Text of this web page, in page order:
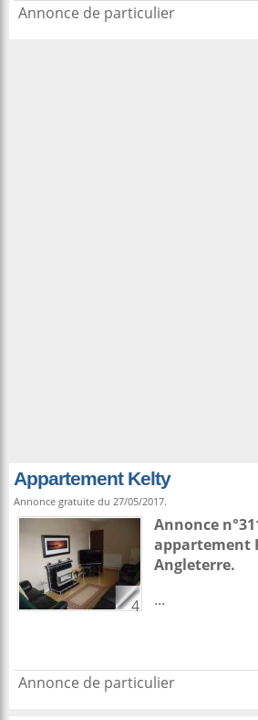
Annonce de particulier
Appartement Kelty
Annonce gratuite du 27/05/2017.
4
Annonce
appartement
Angleterre.
...
Annonce de particulier